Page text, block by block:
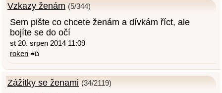
Vzkazy ženám (5/344)
Sem pište co chcete ženám a dívkám říct, ale
bojíte se do očí
st 20. srpen 2014 11:09
roken
Zážitky se ženami (34/2119)